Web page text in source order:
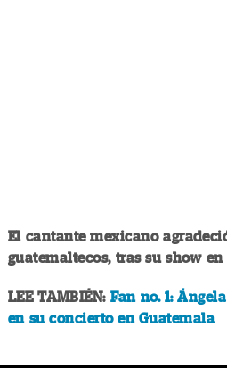
El cantante mexicano
guatemaltecos, tras su show en
LEE TAMBIÉN: Fan no. 1:
en su concierto en Guatemala